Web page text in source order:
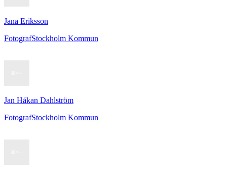
Jana Eriksson
FotografStockholm Kommun
Jan Håkan Dahlström
FotografStockholm Kommun